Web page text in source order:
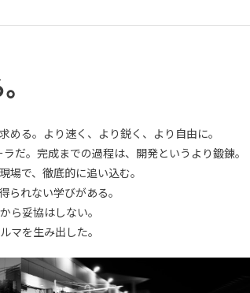
る。より速く、より鋭く、より自由に。
だ。完成までの過程は、開発というより鍛錬。
で、徹底的に追い込む。
れない学びがある。
ら妥協はしない。
マを生み出した。